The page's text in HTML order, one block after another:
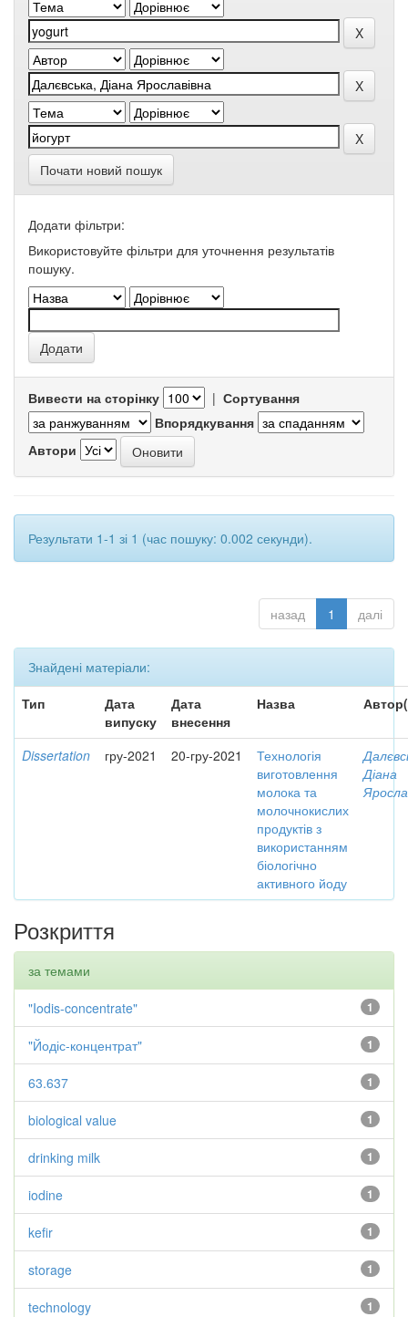
Почати новий пошук
Додати фільтри:
Використовуйте фільтри для уточнення результатів
пошуку.
Вивести на сторінку | Сортування
Впорядкування
Автори
Результати 1-1 зі 1 (час пошуку: 0.002 секунди).
назад 1 далі
Знайдені матеріали:
Тип
Дата
випуску
Дата
внесення
Назва
Dissertation гру-2021 20-гру-2021
Технологія
виготовлення
молока та
молочнокислих
продуктів з
використанням
біологічно
активного йоду
Діана
Розкриття
за темами
1
"Iodis-concentrate"
1
"Йодіс-концентрат"
1
63.637
1
biological value
1
drinking milk
1
iodine
1
kefir
1
storage
1
technology